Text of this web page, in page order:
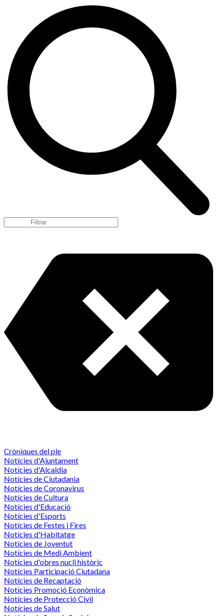
Cròniques del ple
Notícies d'Ajuntament
Notícies d'Alcaldia
Notícies de Ciutadania
Notícies de Coronavirus
Notícies de Cultura
Notícies d'Educació
Notícies d'Esports
Notícies de Festes i Fires
Notícies d'Habitatge
Notícies de Joventut
Notícies de Medi Ambient
Notícies d'obres nucli històric
Notícies Participació Ciutadana
Notícies de Recaptació
Notícies Promoció Econòmica
Notícies de Protecció Civil
Notícies de Salut